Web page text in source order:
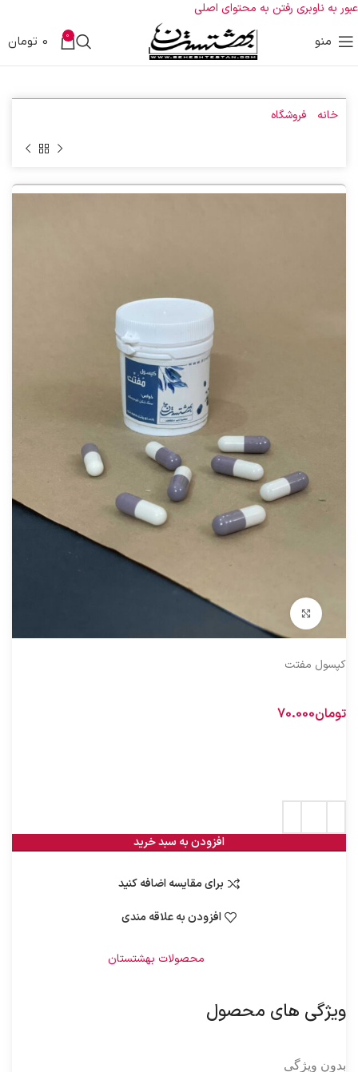
عبور به ناوبری رفتن به محتوای اصلی
منو 0 تومان 0
خانه فروشگاه
بزرگنمایی تصویر
کپسول مفتت
تومان70.000
افزودن به سبد خرید
برای مقایسه اضافه کنید
افزودن به علاقه مندی
محصولات بهشتستان
ویژگی های محصول
بدون ویژگی